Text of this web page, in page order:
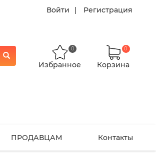
Войти Регистрация
Избранное
0
Корзина
0
ПРОДАВЦАМ Контакты